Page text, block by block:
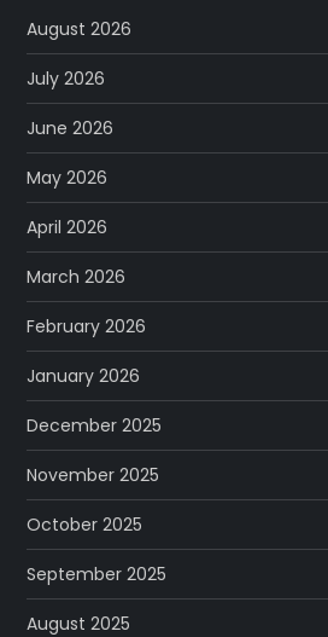
August 2026
July 2026
June 2026
May 2026
April 2026
March 2026
February 2026
January 2026
December 2025
November 2025
October 2025
September 2025
August 2025